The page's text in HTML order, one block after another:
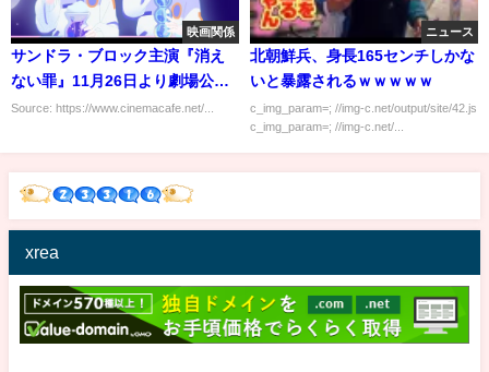
映画関係
サンドラ・ブロック主演『消え
ない罪』11月26日より劇場公開
決定
Source: https://www.cinemacafe.net/...
ニュース
北朝鮮兵、身長165センチしかな
いと暴露されるｗｗｗｗｗ
c_img_param=; //img-c.net/output/site/42.js
c_img_param=; //img-c.net/...
xrea